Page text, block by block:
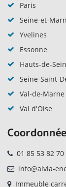
Paris
Seine-et-
Yvelines
Essonne
Hauts-de-
Seine-Saint-
Val-de-Marne
Val d'Oise
01 85 53 82 70
info@aivia-
Immeuble